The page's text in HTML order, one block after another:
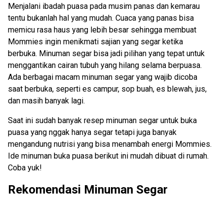
Menjalani ibadah puasa pada musim panas dan kemarau
tentu bukanlah hal yang mudah. Cuaca yang panas bisa
memicu rasa haus yang lebih besar sehingga membuat
Mommies ingin menikmati sajian yang segar ketika
berbuka. Minuman segar bisa jadi pilihan yang tepat untuk
menggantikan cairan tubuh yang hilang selama berpuasa.
Ada berbagai macam minuman segar yang wajib dicoba
saat berbuka, seperti es campur, sop buah, es blewah, jus,
dan masih banyak lagi.
Saat ini sudah banyak resep minuman segar untuk buka
puasa yang nggak hanya segar tetapi juga banyak
mengandung nutrisi yang bisa menambah energi Mommies.
Ide minuman buka puasa berikut ini mudah dibuat di rumah.
Coba yuk!
Rekomendasi Minuman Segar